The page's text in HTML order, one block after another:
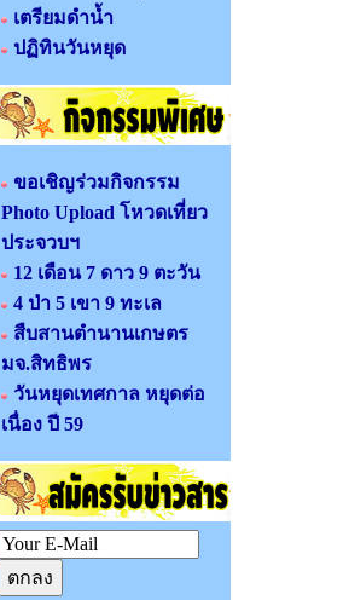
เตรียมดำน้ำ
ปฏิทินวันหยุด
ขอเชิญร่วมกิจกรรม
Photo Upload โหวดเที่ยว
ประจวบฯ
12 เดือน 7 ดาว 9 ตะวัน
4 ป่า 5 เขา 9 ทะเล
สืบสานตำนานเกษตร
มจ.สิทธิพร
วันหยุดเทศกาล หยุดต่อ
เนื่อง ปี 59